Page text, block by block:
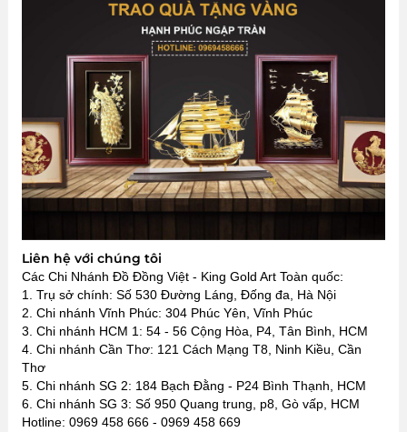
Liên hệ với chúng tôi
Các Chi Nhánh Đồ Đồng Việt - King Gold Art Toàn quốc:
1. Trụ sở chính: Số 530 Đường Láng, Đống đa, Hà Nội
2. Chi nhánh Vĩnh Phúc: 304 Phúc Yên, Vĩnh Phúc
3. Chi nhánh HCM 1: 54 - 56 Cộng Hòa, P4, Tân Bình, HCM
4. Chi nhánh Cần Thơ: 121 Cách Mạng T8, Ninh Kiều, Cần
Thơ
5. Chi nhánh SG 2: 184 Bạch Đằng - P24 Bình Thạnh, HCM
6. Chi nhánh SG 3: Số 950 Quang trung, p8, Gò vấp, HCM
Hotline: 0969 458 666 - 0969 458 669